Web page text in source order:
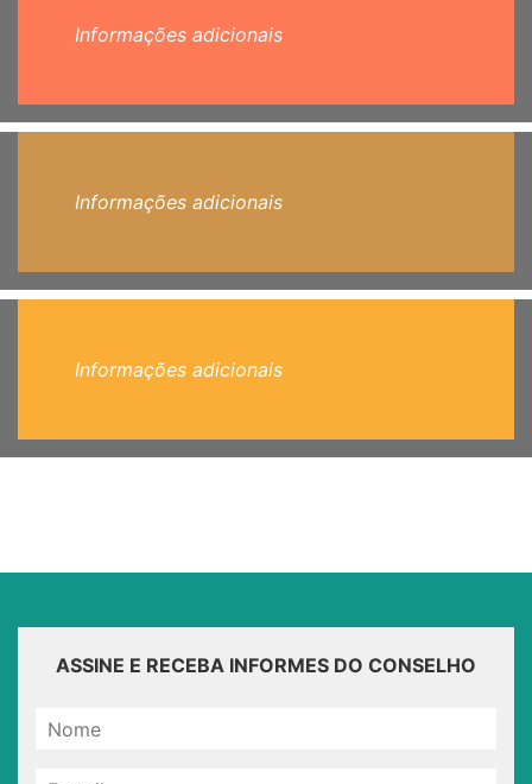
Informações adicionais
Informações adicionais
Informações adicionais
ASSINE E RECEBA INFORMES DO CONSELHO